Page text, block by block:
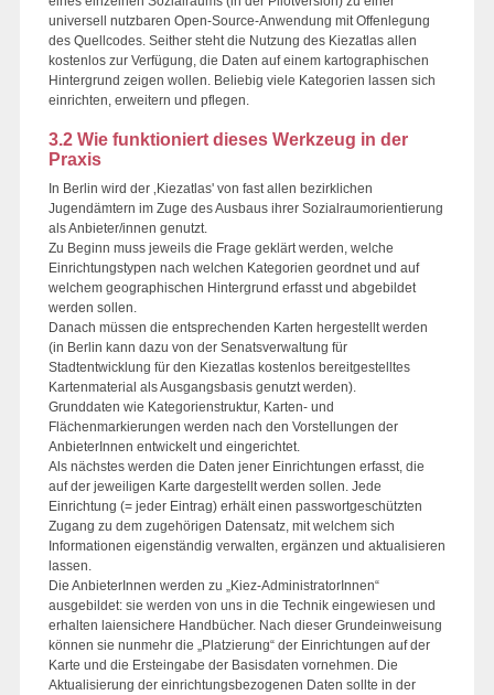
universell nutzbaren Open-Source-Anwendung mit Offenlegung
des Quellcodes. Seither steht die Nutzung des Kiezatlas allen
kostenlos zur Verfügung, die Daten auf einem kartographischen
Hintergrund zeigen wollen. Beliebig viele Kategorien lassen sich
einrichten, erweitern und pflegen.
3.2 Wie funktioniert dieses Werkzeug in der
Praxis
In Berlin wird der ‚Kiezatlas' von fast allen bezirklichen
Jugendämtern im Zuge des Ausbaus ihrer Sozialraumorientierung
als Anbieter/innen genutzt.
Zu Beginn muss jeweils die Frage geklärt werden, welche
Einrichtungstypen nach welchen Kategorien geordnet und auf
welchem geographischen Hintergrund erfasst und abgebildet
werden sollen.
Danach müssen die entsprechenden Karten hergestellt werden
(in Berlin kann dazu von der Senatsverwaltung für
Stadtentwicklung für den Kiezatlas kostenlos bereitgestelltes
Kartenmaterial als Ausgangsbasis genutzt werden).
Grunddaten wie Kategorienstruktur, Karten- und
Flächenmarkierungen werden nach den Vorstellungen der
AnbieterInnen entwickelt und eingerichtet.
Als nächstes werden die Daten jener Einrichtungen erfasst, die
auf der jeweiligen Karte dargestellt werden sollen. Jede
Einrichtung (= jeder Eintrag) erhält einen passwortgeschützten
Zugang zu dem zugehörigen Datensatz, mit welchem sich
Informationen eigenständig verwalten, ergänzen und aktualisieren
lassen.
Die AnbieterInnen werden zu „Kiez-AdministratorInnen“
ausgebildet: sie werden von uns in die Technik eingewiesen und
erhalten laiensichere Handbücher. Nach dieser Grundeinweisung
können sie nunmehr die „Platzierung“ der Einrichtungen auf der
Karte und die Ersteingabe der Basisdaten vornehmen. Die
Aktualisierung der einrichtungsbezogenen Daten sollte in der